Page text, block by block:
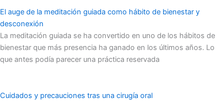
El auge de la meditación guiada como hábito de bienestar y
desconexión
La meditación guiada se ha convertido en uno de los hábitos de
bienestar que más presencia ha ganado en los últimos años. Lo
que antes podía parecer una práctica reservada
Cuidados y precauciones tras una cirugía oral